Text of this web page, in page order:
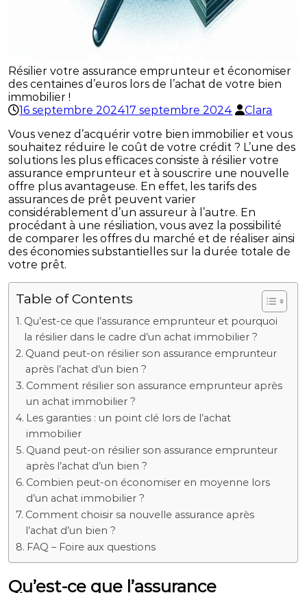
Résilier votre assurance emprunteur et économiser
des centaines d’euros lors de l’achat de votre bien
immobilier !
16 septembre 202417 septembre 2024
Clara
Vous venez d’acquérir votre bien immobilier et vous
souhaitez réduire le coût de votre crédit ? L’une des
solutions les plus efficaces consiste à résilier votre
assurance emprunteur et à souscrire une nouvelle
offre plus avantageuse. En effet, les tarifs des
assurances de prêt peuvent varier
considérablement d’un assureur à l’autre. En
procédant à une résiliation, vous avez la possibilité
de comparer les offres du marché et de réaliser ainsi
des économies substantielles sur la durée totale de
votre prêt.
Table of Contents
Qu’est-ce que l’assurance emprunteur et pourquoi
la résilier dans le cadre d’un achat immobilier ?
Quand peut-on résilier son assurance emprunteur
après l’achat d’un bien ?
Comment résilier son assurance emprunteur après
un achat immobilier ?
Les garanties : un point clé lors de l’achat
immobilier
Quand peut-on résilier son assurance emprunteur
après l’achat d’un bien ?
Combien peut-on économiser en moyenne lors
d’un achat immobilier ?
Comment choisir sa nouvelle assurance après
l’achat d’un bien ?
FAQ – Foire aux questions
Qu’est-ce que l’assurance